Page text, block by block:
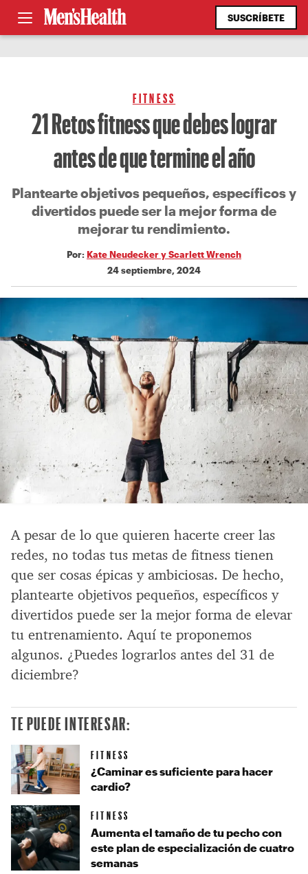
SUSCRÍBETE
FITNESS
21 Retos fitness que debes lograr
antes de que termine el año
Plantearte objetivos pequeños, específicos y
divertidos puede ser la mejor forma de
mejorar tu rendimiento.
Por: Kate Neudecker y Scarlett Wrench
24 septiembre, 2024
A pesar de lo que quieren hacerte creer las
redes, no todas tus metas de fitness tienen
que ser cosas épicas y ambiciosas. De hecho,
plantearte objetivos pequeños, específicos y
divertidos puede ser la mejor forma de elevar
tu entrenamiento. Aquí te proponemos
algunos. ¿Puedes lograrlos antes del 31 de
diciembre?
TE PUEDE INTERESAR:
FITNESS
¿Caminar es suficiente para hacer
cardio?
FITNESS
Aumenta el tamaño de tu pecho con
este plan de especialización de cuatro
semanas